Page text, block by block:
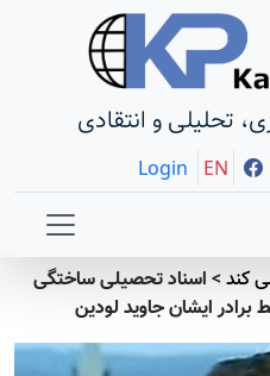
تحلیلی و انتقادی
Login EN
کند> اسناد تحصیلی ساختگی
ایشان جاوید لودین